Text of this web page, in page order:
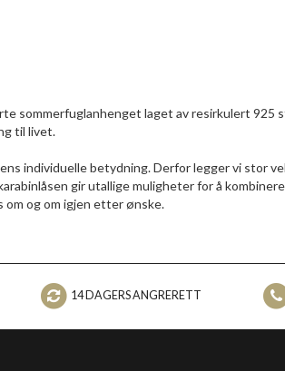
sommerfuglanhenget laget av resirkulert 925
til livet.
individuelle betydning. Derfor legger vi stor
gir utallige muligheter for å
om og om igjen etter ønske.
14 DAGERS ANGRERETT